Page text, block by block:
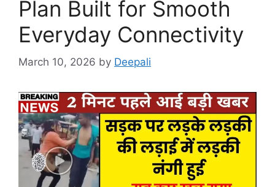
Plan Built for Smooth
Everyday Connectivity
March 10, 2026 by Deepali